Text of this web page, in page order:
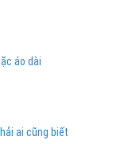
áo dài
ai cũng biết